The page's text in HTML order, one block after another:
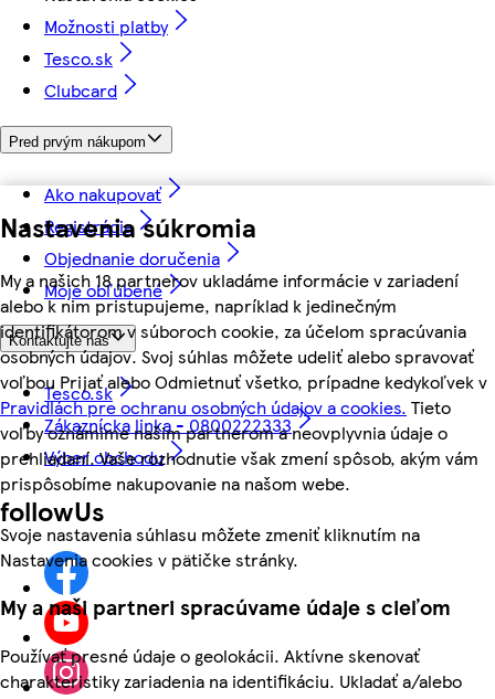
Nastavenia súkromia
My a našich 18 partnerov ukladáme informácie v zariadení
alebo k nim pristupujeme, napríklad k jedinečným
identifikátorom v súboroch cookie, za účelom spracúvania
osobných údajov. Svoj súhlas môžete udeliť alebo spravovať
voľbou Prijať alebo Odmietnuť všetko, prípadne kedykoľvek v
Pravidlách pre ochranu osobných údajov a cookies. Tieto
voľby oznámime našim partnerom a neovplyvnia údaje o
prehliadaní. Vaše rozhodnutie však zmení spôsob, akým vám
prispôsobíme nakupovanie na našom webe.
Svoje nastavenia súhlasu môžete zmeniť kliknutím na
Nastavenia cookies v pätičke stránky.
My a naši partneri spracúvame údaje s cieľom
Používať presné údaje o geolokácii. Aktívne skenovať
charakteristiky zariadenia na identifikáciu. Ukladať a/alebo
Možnosti platby
Tesco.sk
Clubcard
Pred prvým nákupom
Ako nakupovať
Registrácia
Objednanie doručenia
Moje obľúbené
Kontaktujte nás
Tesco.sk
Zákaznícka linka - 0800222333
Výber obchodu
followUs